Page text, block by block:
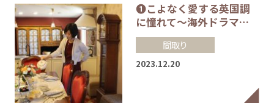
❶こよなく愛する英国調
に憧れて～海外ドラマ…
間取り
2023.12.20